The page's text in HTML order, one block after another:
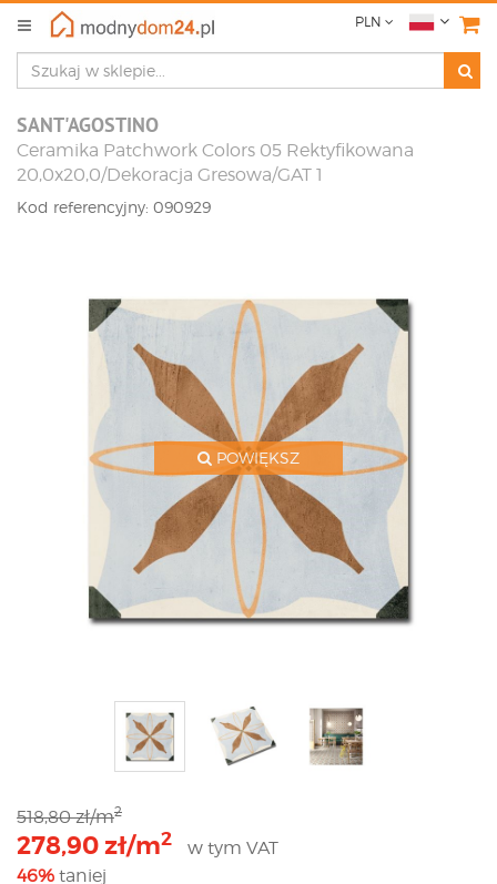
PLN
SANT'AGOSTINO
Ceramika Patchwork Colors 05 Rektyfikowana
20,0x20,0/Dekoracja Gresowa/GAT 1
Kod referencyjny: 090929
POWIĘKSZ
518,80 zł/m2
278,90 zł/m2
w tym VAT
46% taniej